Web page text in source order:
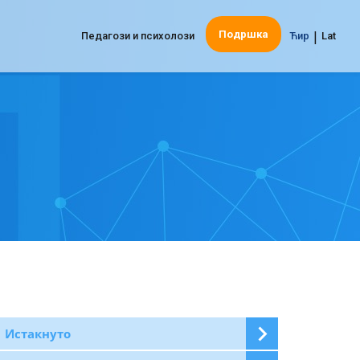
Ћир | Lat
Педагози и психолози Подршка
Истакнуто